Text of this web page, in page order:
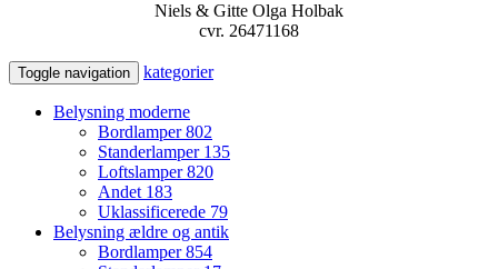
Niels & Gitte Olga Holbak
cvr. 26471168
Toggle navigation kategorier
Belysning moderne
Bordlamper802
Standerlamper 135
Loftslamper820
Andet 183
Uklassificerede 79
Belysning ældre og antik
Bordlamper854